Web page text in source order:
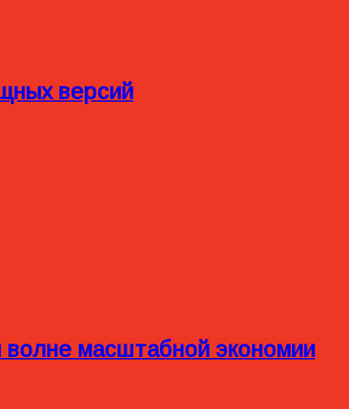
версий
волне масштабной экономии